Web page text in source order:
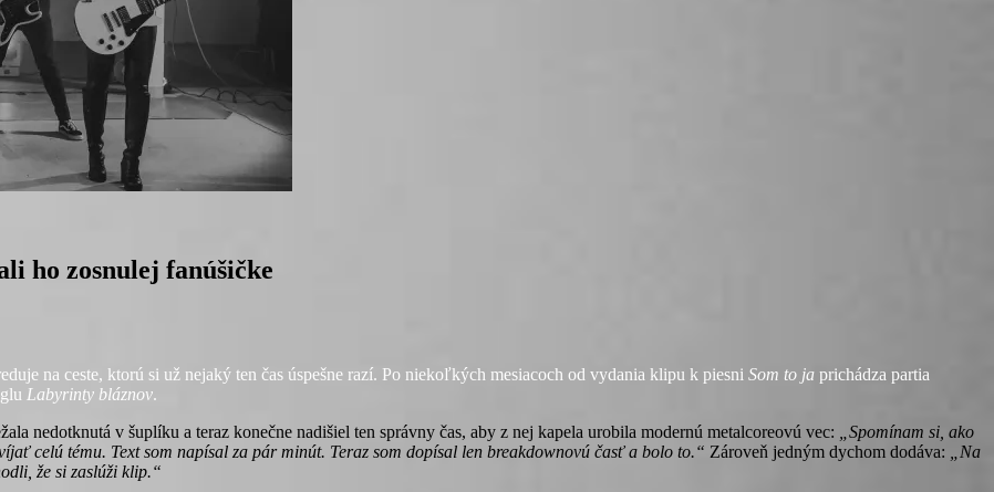
ho zosnulej fanúšičke
na ceste, ktorú si už nejaký ten čas úspešne razí. Po niekoľkých mesiacoch od vydania klipu k piesni Som to ja prichádza partia
Labyrinty bláznov.
nedotknutá v šuplíku a teraz konečne nadišiel ten správny čas, aby z nej kapela urobila modernú metalcoreovú vec:
„Spomínam si, ako
celú tému. Text som napísal za pár minút. Teraz som dopísal len breakdownovú časť a bolo to.“ Zároveň jedným dychom dodáva:
„Na
že si zaslúži klip.“